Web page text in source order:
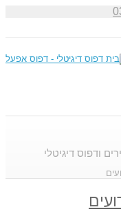
ודפוס דיגיטלי